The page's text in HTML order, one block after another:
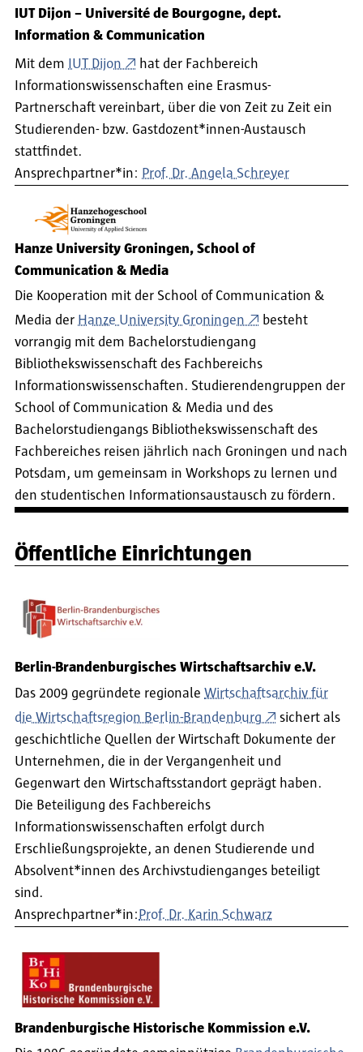
IUT Dijon – Université de Bourgogne, dept.
Information & Communication
Mit dem
IUT Dijon
hat der Fachbereich
Informationswissenschaften eine Erasmus-
Partnerschaft vereinbart, über die von Zeit zu Zeit ein
Studierenden- bzw. Gastdozent*innen-Austausch
stattfindet.
Ansprechpartner*in: Prof. Dr. Angela Schreyer
Hanze University Groningen, School of
Communication & Media
Die Kooperation mit der School of Communication &
Media der Hanze University Groningen
besteht
vorrangig mit dem Bachelorstudiengang
Bibliothekswissenschaft des Fachbereichs
Informationswissenschaften. Studierendengruppen der
School of Communication & Media und des
Bachelorstudiengangs Bibliothekswissenschaft des
Fachbereiches reisen jährlich nach Groningen und nach
Potsdam, um gemeinsam in Workshops zu lernen und
den studentischen Informationsaustausch zu fördern.
Öffentliche Einrichtungen
Berlin-Brandenburgisches Wirtschaftsarchiv e.V.
Das 2009 gegründete regionale Wirtschaftsarchiv für
die Wirtschaftsregion Berlin-Brandenburg
sichert als
geschichtliche Quellen der Wirtschaft Dokumente der
Unternehmen, die in der Vergangenheit und
Gegenwart den Wirtschaftsstandort geprägt haben.
Die Beteiligung des Fachbereichs
Informationswissenschaften erfolgt durch
Erschließungsprojekte, an denen Studierende und
Absolvent*innen des Archivstudienganges beteiligt
sind.
Ansprechpartner*in: Prof. Dr. Karin Schwarz
Brandenburgische Historische Kommission e.V.